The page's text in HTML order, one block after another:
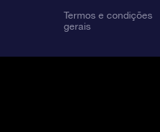
Termos e condições
gerais